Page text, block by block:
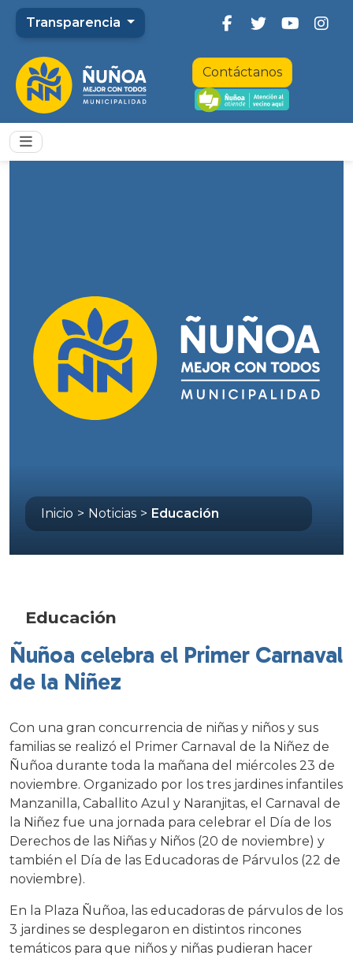
Transparencia
Contáctanos
Inicio > Noticias > Educación
Educación
Ñuñoa celebra el Primer Carnaval
de la Niñez
Con una gran concurrencia de niñas y niños y sus
familias se realizó el Primer Carnaval de la Niñez de
Ñuñoa durante toda la mañana del miércoles 23 de
noviembre. Organizado por los tres jardines infantiles
Manzanilla, Caballito Azul y Naranjitas, el Carnaval de
la Niñez fue una jornada para celebrar el Día de los
Derechos de las Niñas y Niños (20 de noviembre) y
también el Día de las Educadoras de Párvulos (22 de
noviembre).
En la Plaza Ñuñoa, las educadoras de párvulos de los
3 jardines se desplegaron en distintos rincones
temáticos para que niños y niñas pudieran hacer